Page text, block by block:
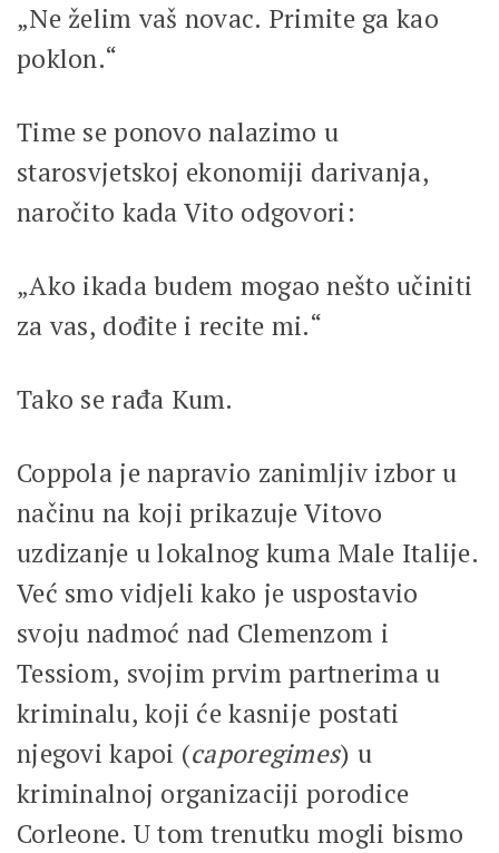
„Ne želim vaš novac. Primite ga kao
poklon.“
Time se ponovo nalazimo u
starosvjetskoj ekonomiji darivanja,
naročito kada Vito odgovori:
„Ako ikada budem mogao nešto učiniti
za vas, dođite i recite mi.“
Tako se rađa Kum.
Coppola je napravio zanimljiv izbor u
načinu na koji prikazuje Vitovo
uzdizanje u lokalnog kuma Male Italije.
Već smo vidjeli kako je uspostavio
svoju nadmoć nad Clemenzom i
Tessiom, svojim prvim partnerima u
kriminalu, koji će kasnije postati
njegovi kapoi (caporegimes) u
kriminalnoj organizaciji porodice
Corleone. U tom trenutku mogli bismo